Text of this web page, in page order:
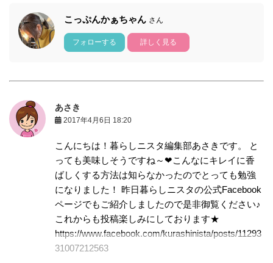
こっぷんかぁちゃん さん
フォローする 詳しく見る
あさき
2017年4月6日 18:20
こんにちは！暮らしニスタ編集部あさきです。 と
っても美味しそうですね～❤こんなにキレイに香
ばしくする方法は知らなかったのでとっても勉強
になりました！ 昨日暮らしニスタの公式Facebook
ページでもご紹介しましたので是非御覧ください♪
これからも投稿楽しみにしております★
https://www.facebook.com/kurashinista/posts/11293
31007212563